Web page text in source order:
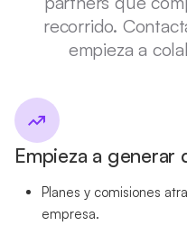
recorrido.
empieza a
Empieza a generar
Planes y comisiones
empresa.